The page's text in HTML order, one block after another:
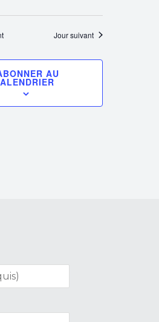
Jour suivant
AU